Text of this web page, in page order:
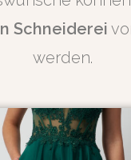
Schneiderei
werden.